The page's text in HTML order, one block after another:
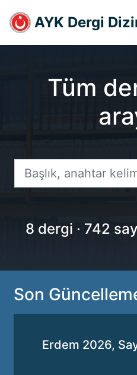
AYK Dergi
Tüm
8 dergi · 742
Son
Erdem 2026,